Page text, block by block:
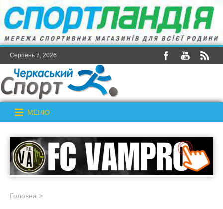
Серпень 7, 2026
МЕНЮ
Головна >